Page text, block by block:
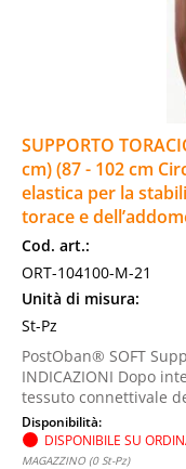
SUPPORTO
cm) (87 - 102 cm
elastica per la
torace e
Cod. art.:
ORT-104100-M-21
Unità di misura:
St-Pz
PostOban® SOFT
INDICAZIONI Dopo
tessuto connettivale
Disponibilità:
DISPONIBILE SU
MAGAZZINO (0 St-Pz)